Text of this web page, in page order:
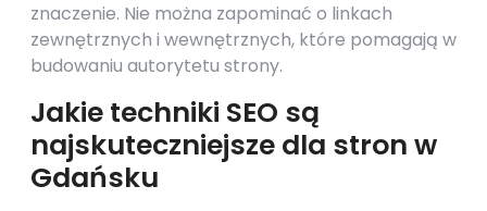
znaczenie. Nie można zapominać o linkach
zewnętrznych i wewnętrznych, które pomagają w
budowaniu autorytetu strony.
Jakie techniki SEO są
najskuteczniejsze dla stron w
Gdańsku